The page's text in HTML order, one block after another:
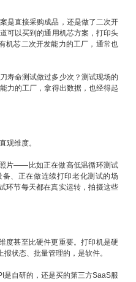
是直接采购成品，还是做了二次开
可以买到的通用机芯方案，打印头
机芯二次开发能力的工厂，通常也
寿命测试做过多少次？测试现场的
力的工厂，拿得出数据，也经得起
观维度。
片——比如正在做高低温循环测试
、正在做连续打印老化测试的场
环节每天都在真实运转，拍摄这些
度甚至比硬件更重要。打印机是硬
状态、批量管理的，是软件。
是自研的，还是买的第三方SaaS服